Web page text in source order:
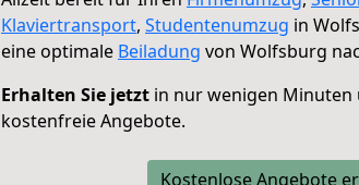
Klaviertransport, Studentenumzug in
eine optimale Beiladung von Wolfsburg
Erhalten Sie jetzt in nur wenigen
kostenfreie Angebote.
Kostenlose Angebote